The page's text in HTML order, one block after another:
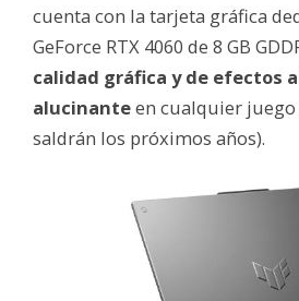
cuenta con la tarjeta gráfica
GeForce RTX 4060 de 8 GB
calidad gráfica y de efectos
alucinanteen cualquier
saldrán los próximos años).